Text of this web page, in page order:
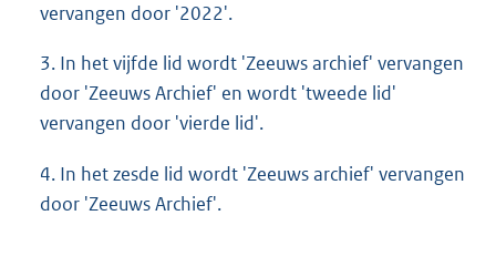
vervangen door '2022'.
3. In het vijfde lid wordt 'Zeeuws archief' vervangen
door 'Zeeuws Archief' en wordt 'tweede lid'
vervangen door 'vierde lid'.
4. In het zesde lid wordt 'Zeeuws archief' vervangen
door 'Zeeuws Archief'.